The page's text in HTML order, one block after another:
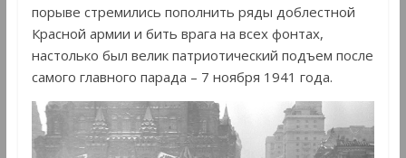
порыве стремились пополнить ряды доблестной
Красной армии и бить врага на всех фонтах,
настолько был велик патриотический подъем после
самого главного парада – 7 ноября 1941 года.